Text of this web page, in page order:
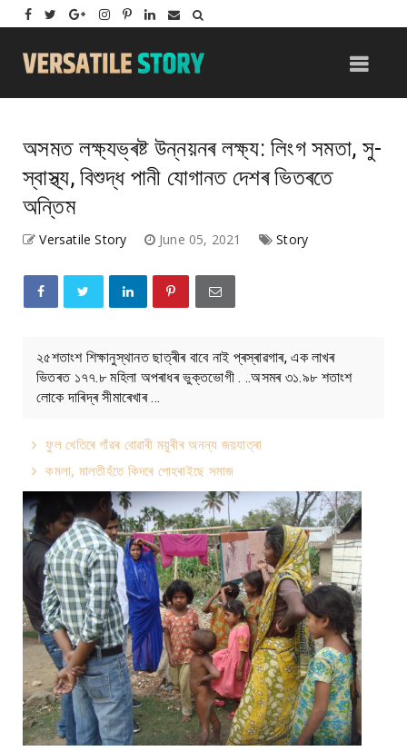
অসমত লক্ষ্যভ্ৰষ্ট উন্নয়নৰ লক্ষ্য: লিংগ সমতা, সু-
স্বাস্থ্য, বিশুদ্ধ পানী যোগানত দেশৰ ভিতৰতে
অন্তিম
Versatile Story June 05, 2021 Story
২৫শতাংশ শিক্ষানুস্থানত ছাত্ৰীৰ বাবে নাই প্ৰস্ৰাৱগাৰ, এক লাখৰ
ভিতৰত ১৭৭.৮ মহিলা অপৰাধৰ ভুক্তভোগী . ..অসমৰ ৩১.৯৮ শতাংশ
লোকে দাৰিদ্ৰ সীমাৰেখাৰ ...
ফুল খেতিৰে গাঁৱৰ বোৱাৰী ময়ুৰীৰ অনন্য জয়যাত্ৰা
কমলা, মালতীহঁতে কিদৰে পোহৰাইছে সমাজ